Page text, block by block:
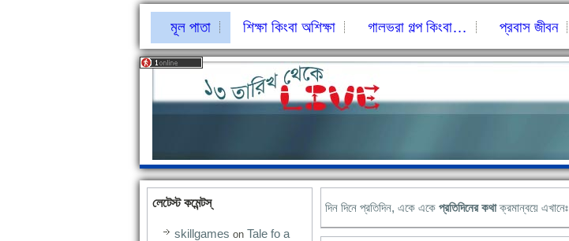
মূল পাতা শিক্ষা কিংবা অশিক্ষা গালভরা গল্প কিংবা… প্রবাস জীবন
লেটেস্ট কমেন্টস্‌
skillgames on Tale fo a
দিন দিনে প্রতিদিন, একে একে প্রতিদিনের কথাক্রমান্বয়ে এখানেঃ